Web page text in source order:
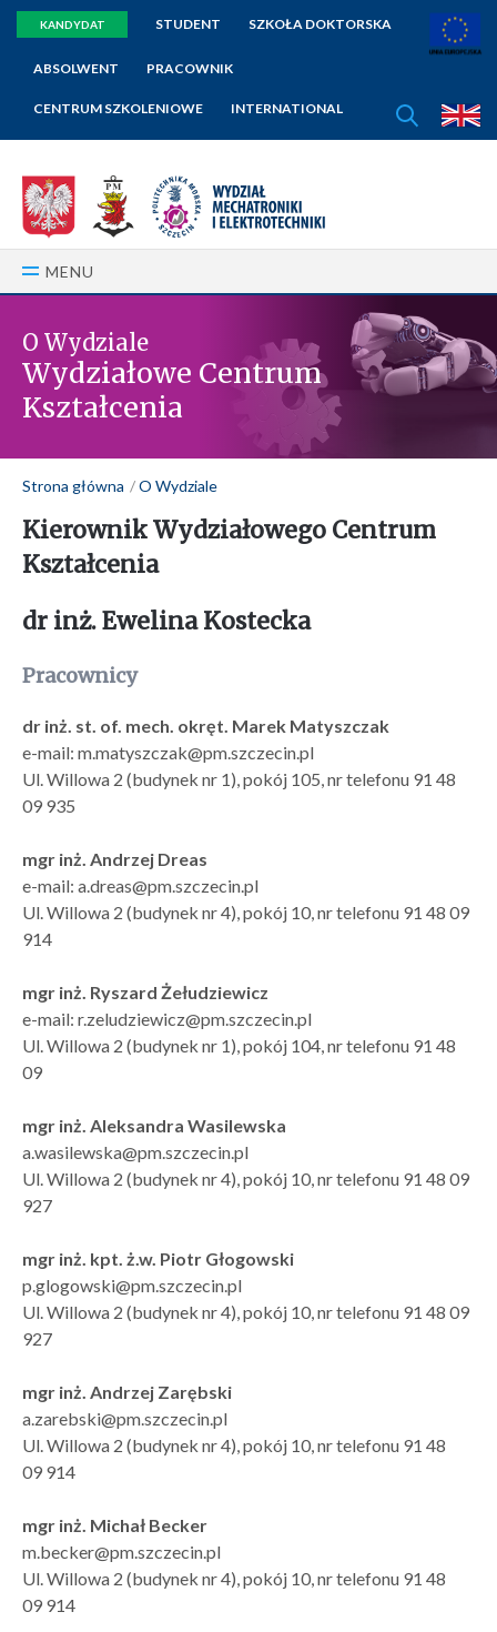
KANDYDAT STUDENT SZKOŁA DOKTORSKA
ABSOLWENT PRACOWNIK
CENTRUM SZKOLENIOWE INTERNATIONALSZUKAJ
MENU
O Wydziale
Wydziałowe Centrum
Kształcenia
Strona główna O Wydziale
​Kierownik Wydziałowego Centrum
Kształcenia
dr inż. Ewelina Kostecka
Pracownicy
dr inż. st. of. mech. okręt. Marek Matyszczak
e-mail: m.matyszczak@pm.szczecin.pl
Ul. Willowa 2 (budynek nr 1), pokój 105, nr telefonu 91 48
09 935
mgr inż. Andrzej Dreas
e-mail: a.dreas@pm.szczecin.pl
Ul. Willowa 2 (budynek nr 4), pokój 10, nr telefonu 91 48 09
914
mgr inż. Ryszard Żełudziewicz
e-mail: r.zeludziewicz@pm.szczecin.pl
Ul. Willowa 2 (budynek nr 1), pokój 104, nr telefonu 91 48
09
mgr inż. Aleksandra Wasilewska
a.wasilewska@pm.szczecin.pl
Ul. Willowa 2 (budynek nr 4), pokój 10, nr telefonu 91 48 09
927
mgr inż. kpt. ż.w. Piotr Głogowski
p.glogowski@pm.szczecin.pl
Ul. Willowa 2 (budynek nr 4), pokój 10, nr telefonu 91 48 09
927
mgr inż. Andrzej Zarębski
a.zarebski@pm.szczecin.pl
Ul. Willowa 2 (budynek nr 4), pokój 10, nr telefonu 91 48
09 914
mgr inż. Michał Becker
m.becker@pm.szczecin.pl
Ul. Willowa 2 (budynek nr 4), pokój 10, nr telefonu 91 48
09 914